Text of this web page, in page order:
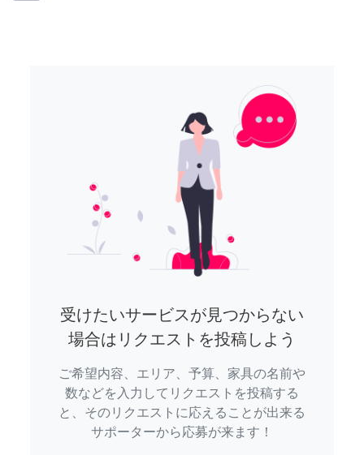
受けたいサービスが見つからない
場合はリクエストを投稿しよう
ご希望内容、エリア、予算、家具の名前や
数などを入力してリクエストを投稿する
と、そのリクエストに応えることが出来る
サポーターから応募が来ます！